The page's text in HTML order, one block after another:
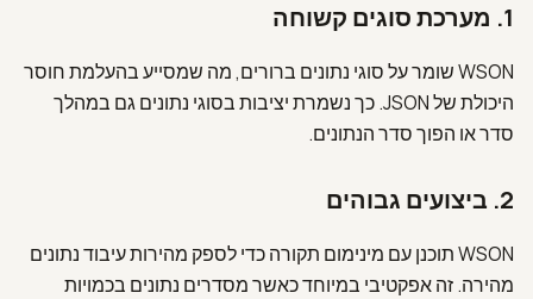
1. מערכת סוגים קשוחה
WSON שומר על סוגי נתונים ברורים, מה שמסייע בהעלמת חוסר
היכולת של JSON. כך נשמרת יציבות בסוגי נתונים גם במהלך
סדר או הפוך סדר הנתונים.
2. ביצועים גבוהים
WSON תוכנן עם מינימום תקורה כדי לספק מהירות עיבוד נתונים
מהירה. זה אפקטיבי במיוחד כאשר מסדרים נתונים בכמויות